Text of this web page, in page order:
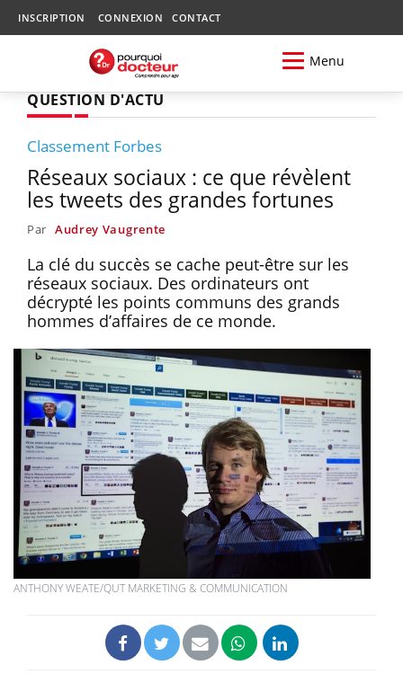
INSCRIPTION CONNEXION CONTACT
Menu
QUESTION D'ACTU
Classement Forbes
Réseaux sociaux : ce que révèlent
les tweets des grandes fortunes
Par Audrey Vaugrente
La clé du succès se cache peut-être sur les
réseaux sociaux. Des ordinateurs ont
décrypté les points communs des grands
hommes d’affaires de ce monde.
ANTHONY WEATE/QUT MARKETING & COMMUNICATION